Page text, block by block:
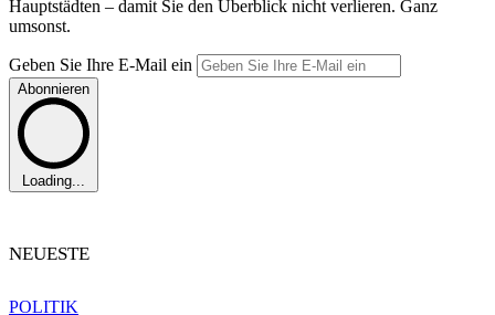
Hauptstädten – damit Sie den Überblick nicht verlieren. Ganz
umsonst.
Geben Sie Ihre E-Mail ein
Abonnieren
Loading...
NEUESTE
POLITIK